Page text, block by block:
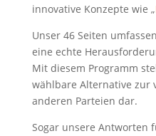
innovative Konzepte wie „
Unser 46 Seiten
eine echte
Mit diesem Programm
wählbare Alternative zur
anderen Parteien dar.
Sogar unsere Antworten